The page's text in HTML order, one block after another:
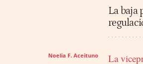
La baja
Noelia F. Aceituno La